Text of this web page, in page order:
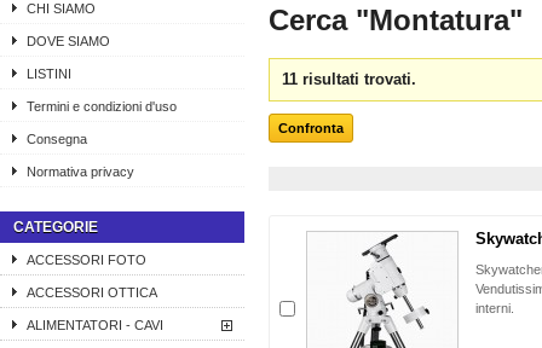
CHI SIAMO
DOVE SIAMO
LISTINI
Termini e condizioni d'uso
Consegna
Normativa privacy
CATEGORIE
ACCESSORI FOTO
ACCESSORI OTTICA
ALIMENTATORI - CAVI
Cerca "Montatura"
11 risultati trovati.
interni.